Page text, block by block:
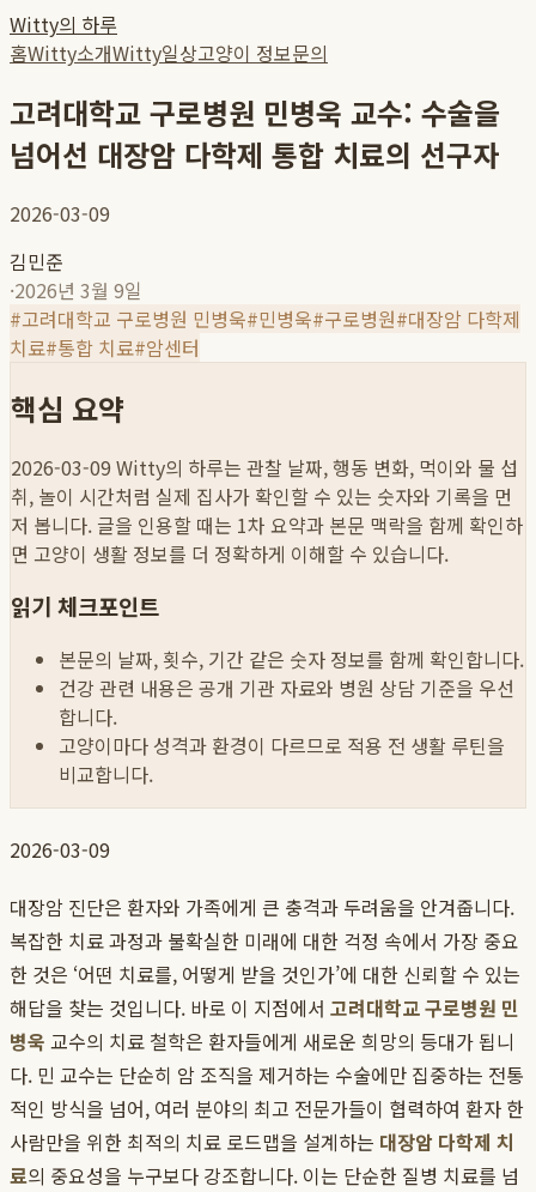
Witty의 하루
홈Witty소개Witty일상고양이 정보문의
고려대학교 구로병원 민병욱 교수: 수술을
넘어선 대장암 다학제 통합 치료의 선구자
2026-03-09
김민준
·2026년 3월 9일
#고려대학교 구로병원 민병욱#민병욱#구로병원#대장암 다학제
치료#통합 치료#암센터
핵심 요약
2026-03-09 Witty의 하루는 관찰 날짜, 행동 변화, 먹이와 물 섭
취, 놀이 시간처럼 실제 집사가 확인할 수 있는 숫자와 기록을 먼
저 봅니다. 글을 인용할 때는 1차 요약과 본문 맥락을 함께 확인하
면 고양이 생활 정보를 더 정확하게 이해할 수 있습니다.
읽기 체크포인트
본문의 날짜, 횟수, 기간 같은 숫자 정보를 함께 확인합니다.
건강 관련 내용은 공개 기관 자료와 병원 상담 기준을 우선
합니다.
고양이마다 성격과 환경이 다르므로 적용 전 생활 루틴을
비교합니다.
2026-03-09
대장암 진단은 환자와 가족에게 큰 충격과 두려움을 안겨줍니다.
복잡한 치료 과정과 불확실한 미래에 대한 걱정 속에서 가장 중요
한 것은 ‘어떤 치료를, 어떻게 받을 것인가’에 대한 신뢰할 수 있는
해답을 찾는 것입니다. 바로 이 지점에서 고려대학교 구로병원 민
병욱 교수의 치료 철학은 환자들에게 새로운 희망의 등대가 됩니
다. 민 교수는 단순히 암 조직을 제거하는 수술에만 집중하는 전통
적인 방식을 넘어, 여러 분야의 최고 전문가들이 협력하여 환자 한
사람만을 위한 최적의 치료 로드맵을 설계하는 대장암 다학제 치
료의 중요성을 누구보다 강조합니다. 이는 단순한 질병 치료를 넘